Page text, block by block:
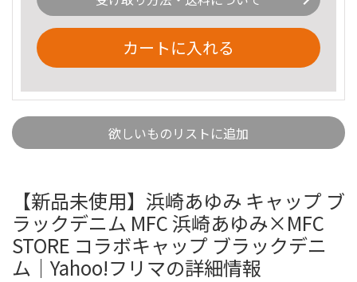
カートに入れる
欲しいものリストに追加
【新品未使用】浜崎あゆみ キャップ ブ
ラックデニム MFC 浜崎あゆみ×MFC
STORE コラボキャップ ブラックデニ
ム｜Yahoo!フリマの詳細情報